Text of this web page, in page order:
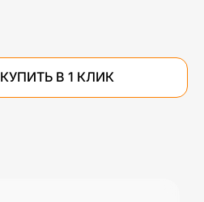
КУПИТЬ В 1 КЛИК